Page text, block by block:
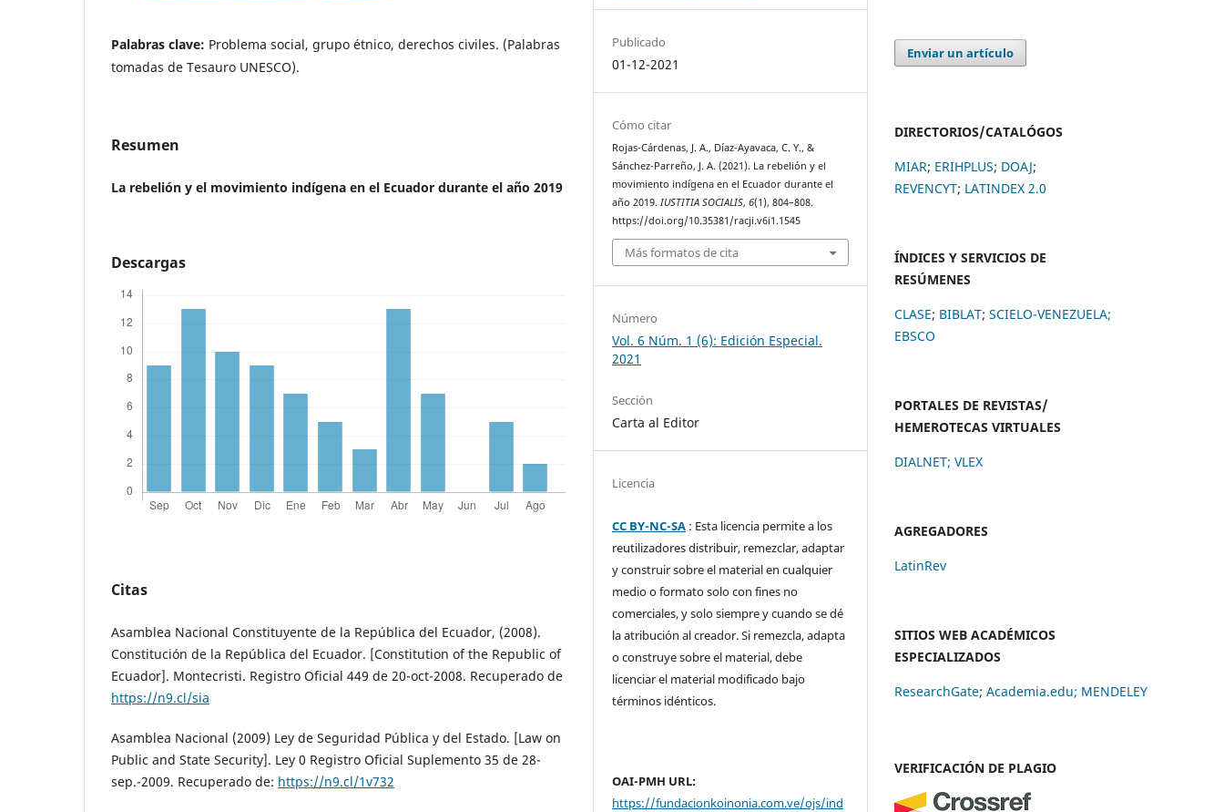
Palabras clave: Problema social, grupo étnico, derechos civiles. (Palabras
tomadas de Tesauro UNESCO).
Resumen
La rebelión y el movimiento indígena en el Ecuador durante el año 2019
Descargas
Citas
Asamblea Nacional Constituyente de la República del Ecuador, (2008).
Constitución de la República del Ecuador. [Constitution of the Republic of
Ecuador]. Montecristi. Registro Oficial 449 de 20-oct-2008. Recuperado de
https://n9.cl/sia
Asamblea Nacional (2009) Ley de Seguridad Pública y del Estado. [Law on
Public and State Security]. Ley 0 Registro Oficial Suplemento 35 de 28-
sep.-2009. Recuperado de: https://n9.cl/1v732
Publicado
01-12-2021
Cómo citar
Rojas-Cárdenas, J. A., Díaz-Ayavaca, C. Y., &
Sánchez-Parreño, J. A. (2021). La rebelión y el
movimiento indígena en el Ecuador durante el
año 2019.IUSTITIA SOCIALIS,6(1), 804–808.
https://doi.org/10.35381/racji.v6i1.1545
Más formatos de cita
Número
Vol. 6 Núm. 1 (6): Edición Especial.
2021
Sección
Carta al Editor
Licencia
CC BY-NC-SA : Esta licencia permite a los
reutilizadores distribuir, remezclar, adaptar
y construir sobre el material en cualquier
medio o formato solo con fines no
comerciales, y solo siempre y cuando se dé
la atribución al creador. Si remezcla, adapta
o construye sobre el material, debe
licenciar el material modificado bajo
términos idénticos.
OAI-PMH URL:
https://fundacionkoinonia.com.ve/ojs/ind
Enviar un artículo
DIRECTORIOS/CATALÓGOS
MIAR; ERIHPLUS; DOAJ;
REVENCYT; LATINDEX 2.0
ÍNDICES Y SERVICIOS DE
RESÚMENES
CLASE; BIBLAT; SCIELO-VENEZUELA;
EBSCO
PORTALES DE REVISTAS/
HEMEROTECAS VIRTUALES
DIALNET; VLEX
AGREGADORES
LatinRev
SITIOS WEB ACADÉMICOS
ESPECIALIZADOS
ResearchGate; Academia.edu; MENDELEY
VERIFICACIÓN DE PLAGIO